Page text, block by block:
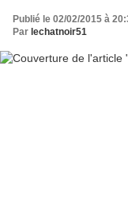
Publié le 02/02/2015 à
Par lechatnoir51